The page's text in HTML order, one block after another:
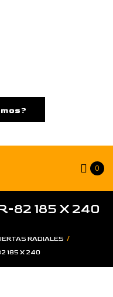
0
82 185 X 240
RADIALES /
185 X 240